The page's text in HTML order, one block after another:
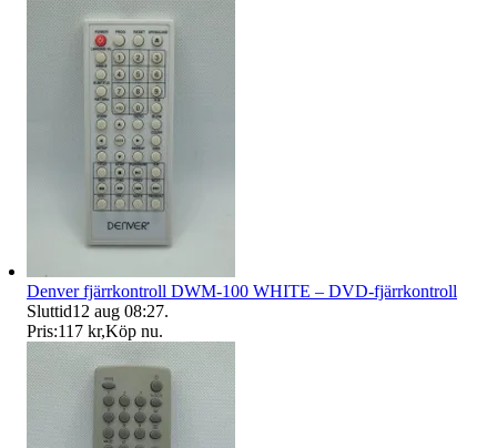
Denver fjärrkontroll DWM-100 WHITE – DVD-fjärrkontroll
Sluttid12 aug 08:27.
Pris:117 kr,Köp nu.